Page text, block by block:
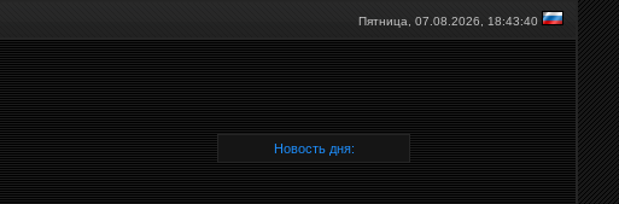
Пятница, 07.08.2026, 18:43:40
Новость дня: